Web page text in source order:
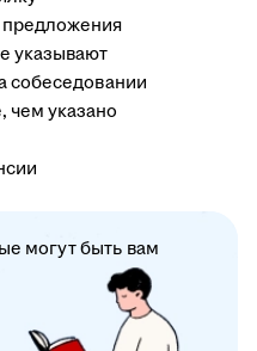
предложения
указывают
собеседовании
указано
могут быть вам